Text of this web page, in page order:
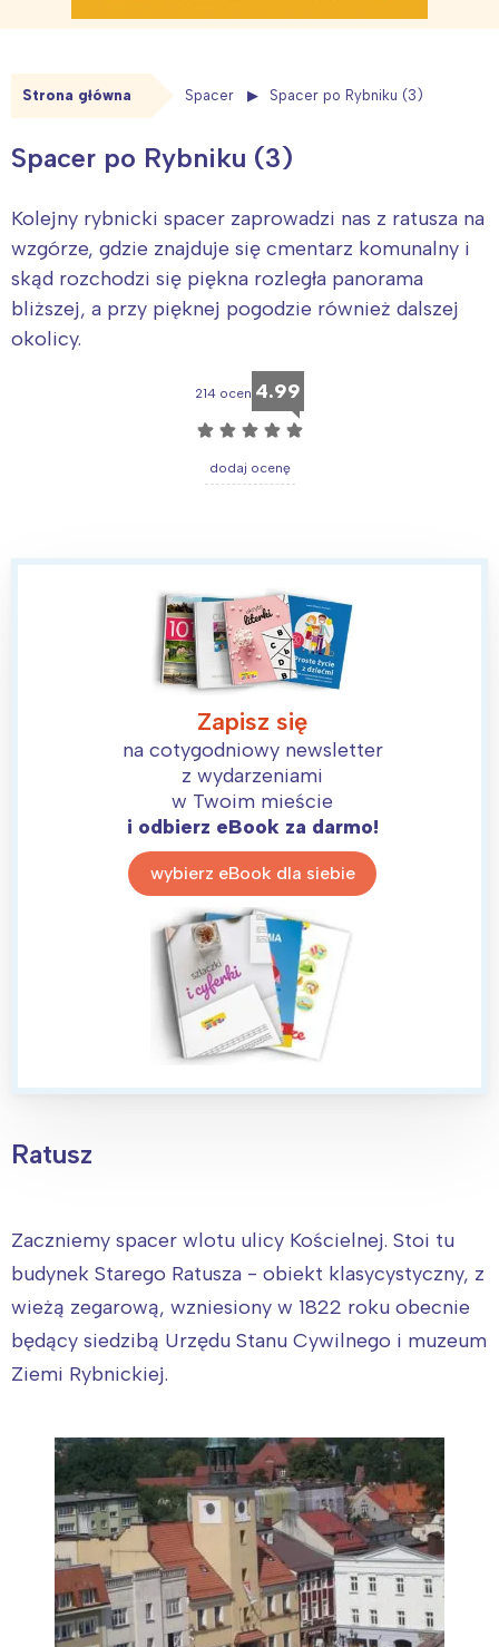
Strona główna Spacer Spacer po Rybniku (3)
Spacer po Rybniku (3)
Kolejny rybnicki spacer zaprowadzi nas z ratusza na
wzgórze, gdzie znajduje się cmentarz komunalny i
skąd rozchodzi się piękna rozległa panorama
bliższej, a przy pięknej pogodzie również dalszej
okolicy.
214 ocen 4.99
☆ ☆ ☆ ☆ ☆
dodaj ocenę
Zapisz się
na cotygodniowy newsletter
z wydarzeniami
w Twoim mieście
i odbierz eBook za darmo!
wybierz eBook dla siebie
Ratusz
Zaczniemy spacer wlotu ulicy Kościelnej. Stoi tu
budynek Starego Ratusza - obiekt klasycystyczny, z
wieżą zegarową, wzniesiony w 1822 roku obecnie
będący siedzibą Urzędu Stanu Cywilnego i muzeum
Ziemi Rybnickiej.